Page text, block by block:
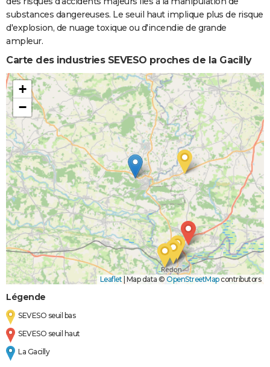
substances dangereuses. Le seuil haut implique plus de risque
d'explosion, de nuage toxique ou d'incendie de grande
ampleur.
Carte des industries SEVESO proches de la Gacilly
+
−
Leaflet | Map data © OpenStreetMapcontributors
Légende
SEVESO seuil bas
SEVESO seuil haut
La Gacilly